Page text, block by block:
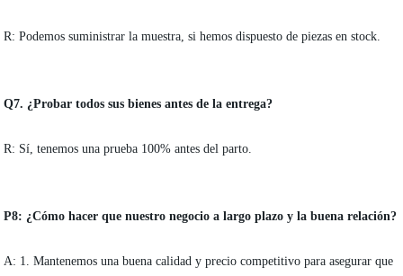
R: Podemos suministrar la muestra, si hemos dispuesto de piezas en stock.
Q7. ¿Probar todos sus bienes antes de la entrega?
R: Sí, tenemos una prueba 100% antes del parto.
P8: ¿Cómo hacer que nuestro negocio a largo plazo y la buena relación?
A: 1. Mantenemos una buena calidad y precio competitivo para asegurar que